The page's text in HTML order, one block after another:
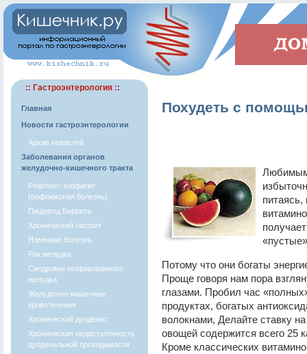
:: Гастроэнтерология ::
Главная
Новости гастроэнтерологии
Архив новостей
Заболевания органов
желудочно-кишечного тракта
Рефлюкс-эзофагит
(рефлюксная болезнь)
Пищевод Баррета
Хронический гастрит
Язвенная болезнь
Рак желудка
Синдромы оперированного
желудка
Желудочно-кишечные
кровотечения
Хронический дуоденит
Хроническая недостаточность
дуоденальной проходимости
Похудеть с
Любимым
Потому что они богаты
Проще говоря нам пора
глазами. Пробил час
продуктах, богатых
волокнами, Делайте ставку
овощей содержится всего 25
Кроме классических